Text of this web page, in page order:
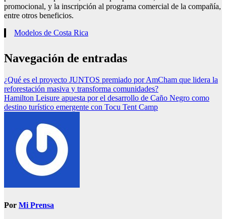
promocional, y la inscripción al programa comercial de la compañía,
entre otros beneficios.
Modelos de Costa Rica
Navegación de entradas
¿Qué es el proyecto JUNTOS premiado por AmCham que lidera la
reforestación masiva y transforma comunidades?
Hamilton Leisure apuesta por el desarrollo de Caño Negro como
destino turístico emergente con Tocu Tent Camp
Por Mi Prensa